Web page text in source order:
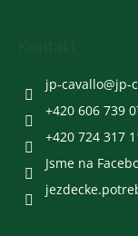
jp-cavallo@jp-
+420 606 739
+420 724 317
Jsme na